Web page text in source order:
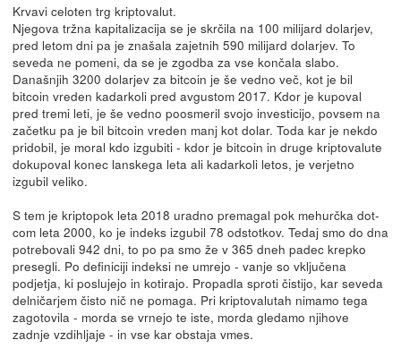
Krvavi celoten trg kriptovalut.
Njegova tržna kapitalizacija se je skrčila na 100 milijard dolarjev,
pred letom dni pa je znašala zajetnih 590 milijard dolarjev. To
seveda ne pomeni, da se je zgodba za vse končala slabo.
Današnjih 3200 dolarjev za bitcoin je še vedno več, kot je bil
bitcoin vreden kadarkoli pred avgustom 2017. Kdor je kupoval
pred tremi leti, je še vedno poosmeril svojo investicijo, povsem na
začetku pa je bil bitcoin vreden manj kot dolar. Toda kar je nekdo
pridobil, je moral kdo izgubiti - kdor je bitcoin in druge kriptovalute
dokupoval konec lanskega leta ali kadarkoli letos, je verjetno
izgubil veliko.
S tem je kriptopok leta 2018 uradno premagal pok mehurčka dot-
com leta 2000, ko je indeks izgubil 78 odstotkov. Tedaj smo do dna
potrebovali 942 dni, to po pa smo že v 365 dneh padec krepko
presegli. Po definiciji indeksi ne umrejo - vanje so vključena
podjetja, ki poslujejo in kotirajo. Propadla sproti čistijo, kar seveda
delničarjem čisto nič ne pomaga. Pri kriptovalutah nimamo tega
zagotovila - morda se vrnejo te iste, morda gledamo njihove
zadnje vzdihljaje - in vse kar obstaja vmes.